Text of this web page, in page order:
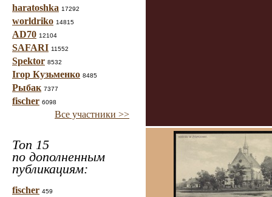
haratoshka 17292
worldriko 14815
AD70 12104
SAFARI 11552
Spektor 8532
Ігор Кузьменко 8485
Рыбак 7377
fischer 6098
Все участники >>
Топ 15
по дополненным
публикациям:
fischer 459